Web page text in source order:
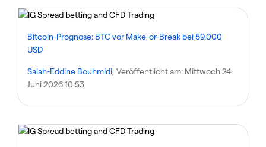
Bitcoin-Prognose: BTC vor Make-or-Break bei 59.000
USD
Salah-Eddine Bouhmidi , Veröffentlicht am: Mittwoch 24
Juni 2026 10:53